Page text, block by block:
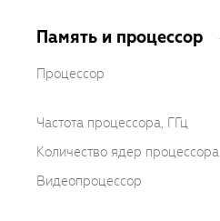
Память и процессор
Процессор
Частота процессора, ГГц
Количество ядер процессора
Видеопроцессор